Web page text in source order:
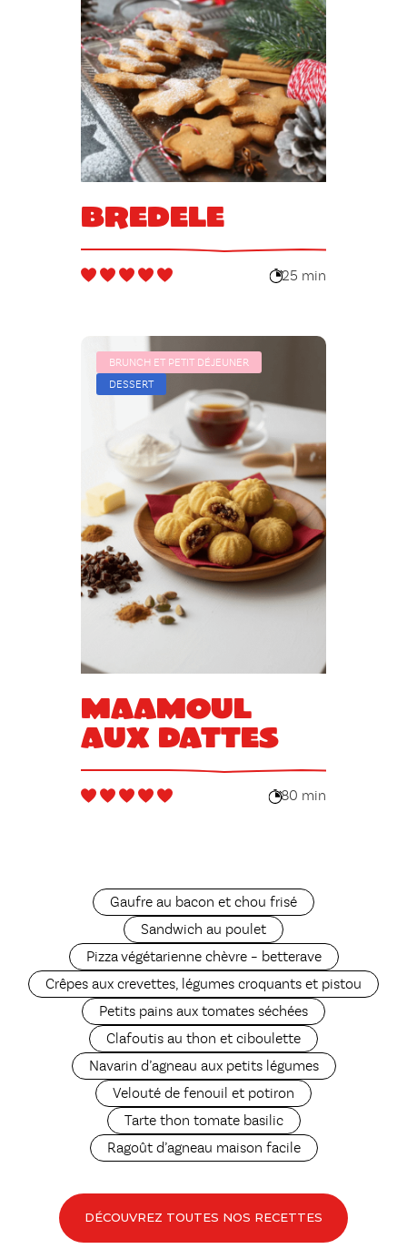
Bredele
25 min
BRUNCH ET PETIT DÉJEUNER
DESSERT
Maamoul
aux dattes
80 min
Gaufre au bacon et chou frisé
Sandwich au poulet
Pizza végétarienne chèvre – betterave
Crêpes aux crevettes, légumes croquants et pistou
Petits pains aux tomates séchées
Clafoutis au thon et ciboulette
Navarin d’agneau aux petits légumes
Velouté de fenouil et potiron
Tarte thon tomate basilic
Ragoût d’agneau maison facile
DÉCOUVREZ TOUTES NOS RECETTES